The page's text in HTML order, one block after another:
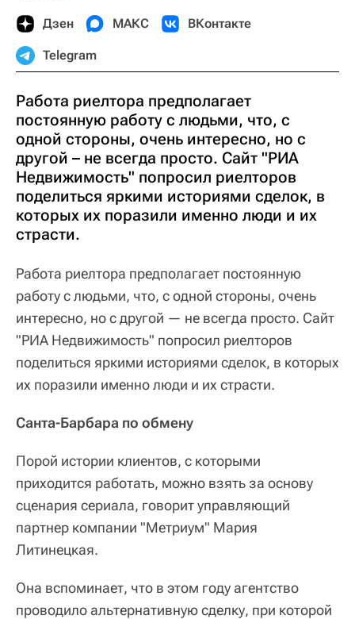
Дзен МАКС ВКонтакте
Telegram
Работа риелтора предполагает
постоянную работу с людьми, что, с
одной стороны, очень интересно, но с
другой – не всегда просто. Сайт "РИА
Недвижимость" попросил риелторов
поделиться яркими историями сделок, в
которых их поразили именно люди и их
страсти.
Работа риелтора предполагает постоянную
работу с людьми, что, с одной стороны, очень
интересно, но с другой — не всегда просто. Сайт
"РИА Недвижимость" попросил риелторов
поделиться яркими историями сделок, в которых
их поразили именно люди и их страсти.
Санта-Барбара по обмену
Порой истории клиентов, с которыми
приходится работать, можно взять за основу
сценария сериала, говорит управляющий
партнер компании "Метриум" Мария
Литинецкая.
Она вспоминает, что в этом году агентство
проводило альтернативную сделку, при которой